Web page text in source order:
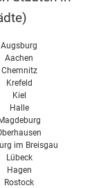
)
Augsburg
Aachen
Chemnitz
Krefeld
Kiel
Halle
Magdeburg
im Breisgau
Lübeck
Hagen
Rostock